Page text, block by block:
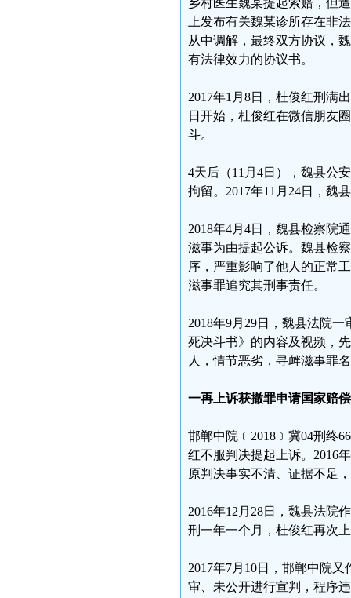
乡村医生魏某提起索赔，但
上发布有关魏某诊所存在非
从中调解，最终双方协议，
有法律效力的协议书。
2017年1月8日，杜俊红刑满
日开始，杜俊红在微信朋友
斗。
4天后（11月4日），魏县公
拘留。2017年11月24日，魏
2018年4月4日，魏县检察院
滋事为由提起公诉。魏县检
序，严重影响了他人的正常
滋事罪追究其刑事责任。
2018年9月29日，魏县法院
死决斗书》的内容及视频，
人，情节恶劣，寻衅滋事罪
一再上诉获撤罪申请国家赔
邯郸中院﹝2018﹞冀04刑终
红不服判决提起上诉。2016
原判决事实不清、证据不足
2016年12月28日，魏县法院
刑一年一个月，杜俊红再次
2017年7月10日，邯郸中院
审、未公开进行宣判，程序